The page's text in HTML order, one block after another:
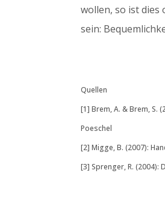
wollen, so ist dies
sein:
Quellen
[1] Brem, A. & Brem, S.
Poeschel
[2] Migge, B. (2007):
[3] Sprenger, R. (2004):